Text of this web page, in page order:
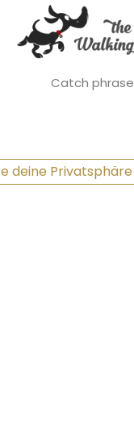
Catch phrase
deine Privatsphäre